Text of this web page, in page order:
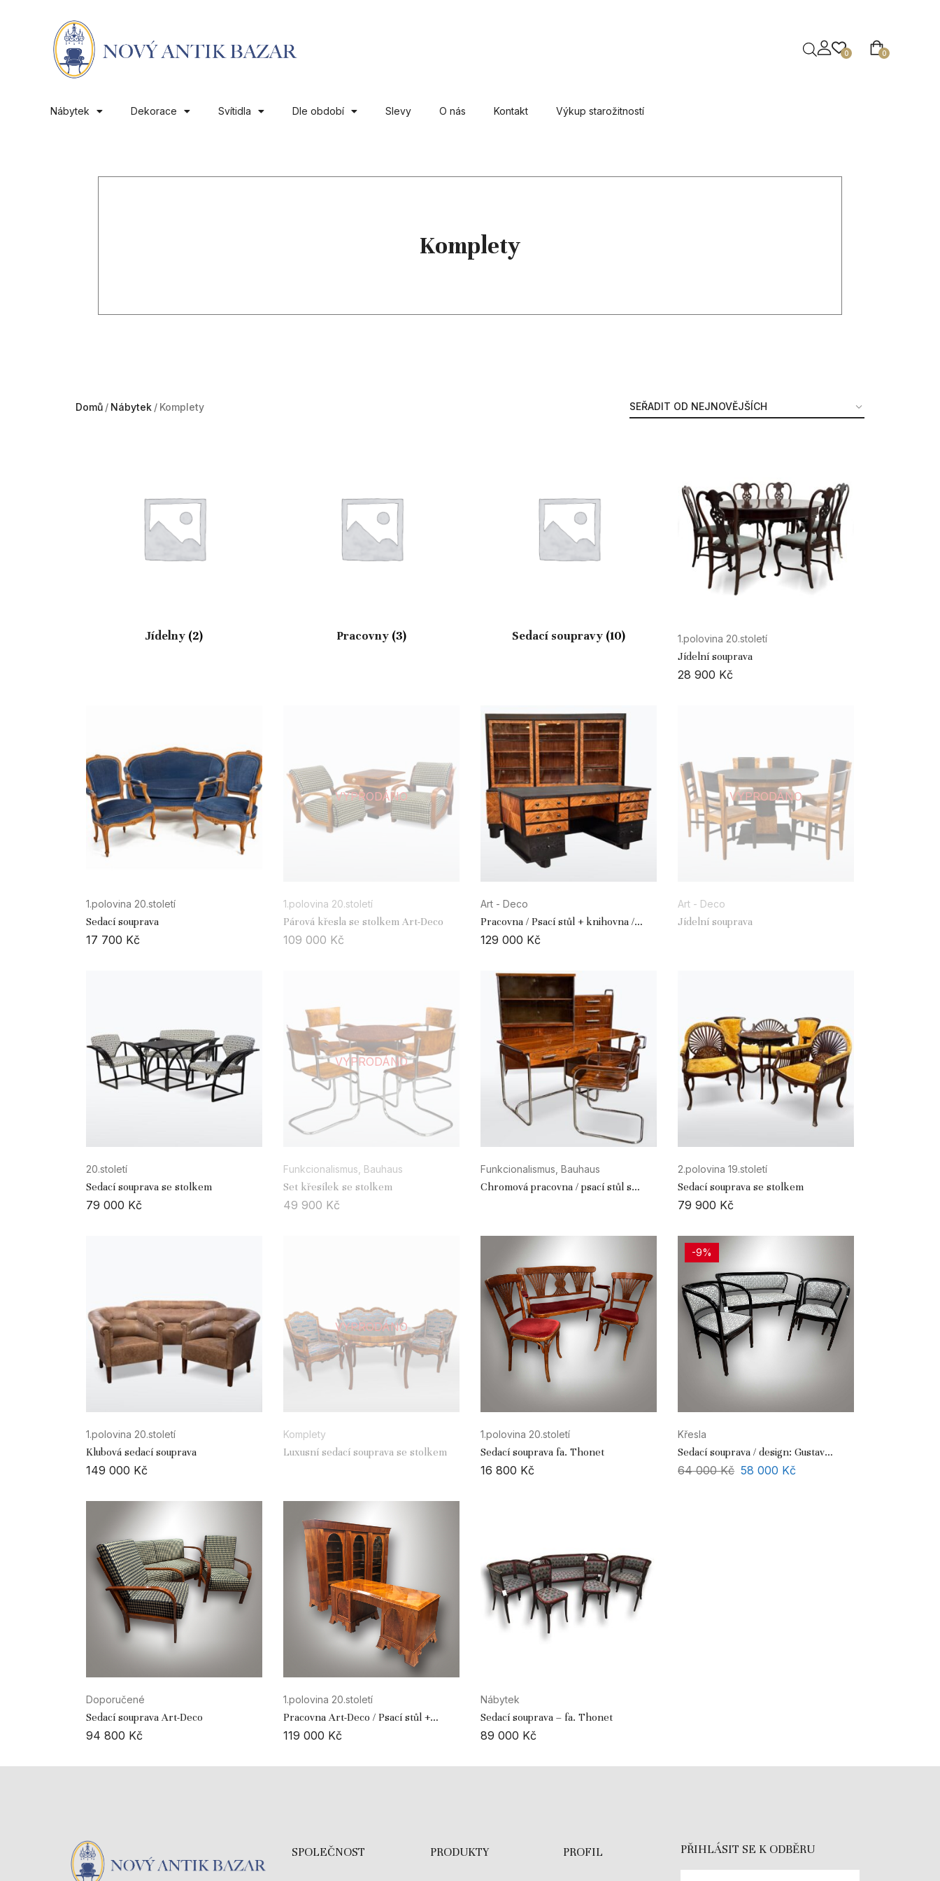
0
0
Nábytek Dekorace Svítidla Dle období Slevy O nás Kontakt Výkup starožitností
Komplety
Domů Nábytek Komplety
Jídelny (2) Pracovny (3) Sedací soupravy (10) 1.polovina 20.století
Jídelní souprava
28 900 Kč
1.polovina 20.století
Sedací souprava
17 700 Kč
VYPRODÁNO
1.polovina 20.století
Párová křesla se stolkem Art-Deco
109 000 Kč
Art - Deco
Pracovna / Psací stůl + knihovna /
REZERVOVÁNO
129 000 Kč
VYPRODÁNO
Art - Deco
Jídelní souprava
20.století
Sedací souprava se stolkem
79 000 Kč
VYPRODÁNO
Funkcionalismus, Bauhaus
Set křesílek se stolkem
49 900 Kč
Funkcionalismus, Bauhaus
Chromová pracovna / psací stůl s
2.polovina 19.století
Sedací souprava se stolkem
79 900 Kč
1.polovina 20.století
Klubová sedací souprava
149 000 Kč
VYPRODÁNO
Komplety
Luxusní sedací souprava se stolkem
1.polovina 20.století
Sedací souprava fa. Thonet
16 800 Kč
-9%
Křesla
Sedací souprava / design: Gustav
Siegel
64 000Kč 58 000 Kč
Doporučené
Sedací souprava Art-Deco
94 800 Kč
1.polovina 20.století
Pracovna Art-Deco / Psací stůl +
knihovna
119 000 Kč
Nábytek
Sedací souprava – fa. Thonet
89 000 Kč
SPOLEČNOST PRODUKTY PROFIL PŘIHLÁSIT SE K ODBĚRU